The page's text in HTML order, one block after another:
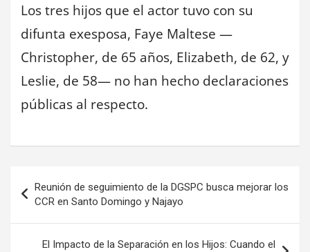
Los tres hijos que el actor tuvo con su
difunta exesposa, Faye Maltese —
Christopher, de 65 años, Elizabeth, de 62, y
Leslie, de 58— no han hecho declaraciones
públicas al respecto.
Navegación
de
entradas
Reunión de seguimiento de la DGSPC busca mejorar los
CCR en Santo Domingo y Najayo
El Impacto de la Separación en los Hijos: Cuando el